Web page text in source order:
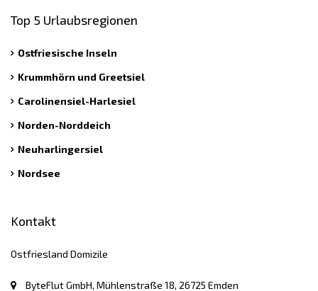
Top 5 Urlaubsregionen
Ostfriesische Inseln
Krummhörn und Greetsiel
Carolinensiel-Harlesiel
Norden-Norddeich
Neuharlingersiel
Nordsee
Kontakt
Ostfriesland Domizile
ByteFlut GmbH, Mühlenstraße 18, 26725 Emden